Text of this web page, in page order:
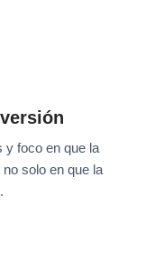
y foco en que la
solo en que la